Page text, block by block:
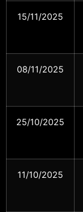
15/11/2025
08/11/2025
25/10/2025
11/10/2025